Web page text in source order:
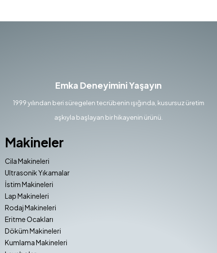
Emka Deneyimini Yaşayın
1999 yılından beri süregelen tecrübenin ışığında, kusursuz üretim
aşkıyla başlayan bir hikayenin ürünü.
Makineler
Cila Makineleri
Ultrasonik Yıkamalar
İstim Makineleri
Lap Makineleri
Rodaj Makineleri
Eritme Ocakları
Döküm Makineleri
Kumlama Makineleri